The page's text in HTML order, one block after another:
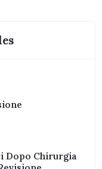
Dopo Chirurgia